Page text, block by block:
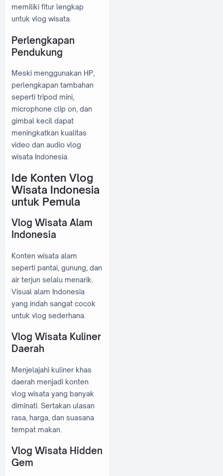
memiliki fitur lengkap
untuk vlog wisata.
Perlengkapan
Pendukung
Meski menggunakan HP,
perlengkapan tambahan
seperti tripod mini,
microphone clip on, dan
gimbal kecil dapat
meningkatkan kualitas
video dan audio vlog
wisata Indonesia.
Ide Konten Vlog
Wisata Indonesia
untuk Pemula
Vlog Wisata Alam
Indonesia
Konten wisata alam
seperti pantai, gunung, dan
air terjun selalu menarik.
Visual alam Indonesia
yang indah sangat cocok
untuk vlog sederhana.
Vlog Wisata Kuliner
Daerah
Menjelajahi kuliner khas
daerah menjadi konten
vlog wisata yang banyak
diminati. Sertakan ulasan
rasa, harga, dan suasana
tempat makan.
Vlog Wisata Hidden
Gem